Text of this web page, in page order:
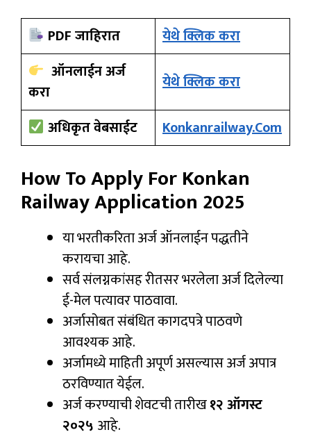
PDF जाहिरात
येथे क्लिक करा
ऑनलाईन अर्ज
करा
येथे क्लिक करा
अधिकृत वेबसाईट
Konkanrailway.com
How To Apply For Konkan
Railway Application 2025
या भरतीकरिता अर्ज ऑनलाईन पद्धतीने
करायचा आहे.
सर्व संलग्नकांसह रीतसर भरलेला अर्ज दिलेल्या
ई-मेल पत्यावर पाठवावा.
अर्जासोबत संबंधित कागदपत्रे पाठवणे
आवश्यक आहे.
अर्जामध्ये माहिती अपूर्ण असल्यास अर्ज अपात्र
ठरविण्यात येईल.
अर्ज करण्याची शेवटची तारीख१२ ऑगस्ट
२०२५ आहे.